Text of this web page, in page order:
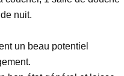
nuit.
un beau potentiel